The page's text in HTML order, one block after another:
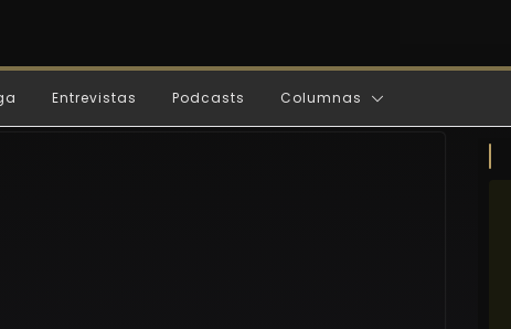
Entrevistas Podcasts Columnas